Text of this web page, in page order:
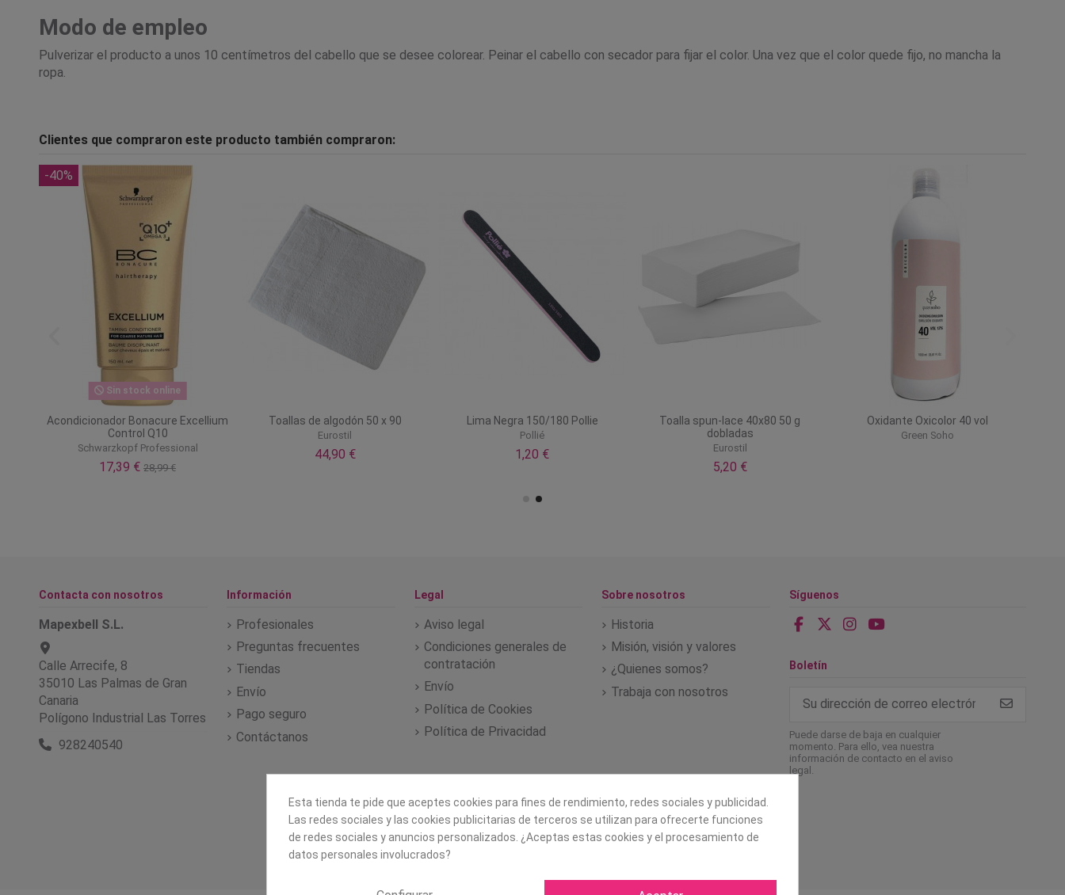
Modo de empleo
Pulverizar el producto a unos 10 centímetros del cabello que se desee colorear. Peinar el cabello con secador para fijar el color. Una vez que el color quede fijo, no mancha la
ropa.
Clientes que compraron este producto también compraron:
-40%
Sin stock online
Acondicionador Bonacure Excellium
Control Q10
Schwarzkopf Professional
17,39 €28,99 €
Toallas de algodón 50 x 90
Eurostil
44,90 €
Lima Negra 150/180 Pollie
Pollié
1,20 €
Toalla spun-lace 40x80 50 g
dobladas
Eurostil
5,20 €
Oxidante Oxicolor 40 vol
Green Soho
Contacta con nosotros
Mapexbell S.L.
Calle Arrecife, 8
35010 Las Palmas de Gran
Canaria
Polígono Industrial Las Torres
928240540
Información
Profesionales
Preguntas frecuentes
Tiendas
Envío
Pago seguro
Contáctanos
Legal
Aviso legal
Condiciones generales de
contratación
Envío
Política de Cookies
Política de Privacidad
Sobre nosotros
Historia
Misión, visión y valores
¿Quienes somos?
Trabaja con nosotros
Síguenos
Boletín
Puede darse de baja en cualquier
momento. Para ello, vea nuestra
información de contacto en el aviso
legal.
Esta tienda te pide que aceptes cookies para fines de rendimiento, redes sociales y publicidad.
Las redes sociales y las cookies publicitarias de terceros se utilizan para ofrecerte funciones
de redes sociales y anuncios personalizados. ¿Aceptas estas cookies y el procesamiento de
datos personales involucrados?